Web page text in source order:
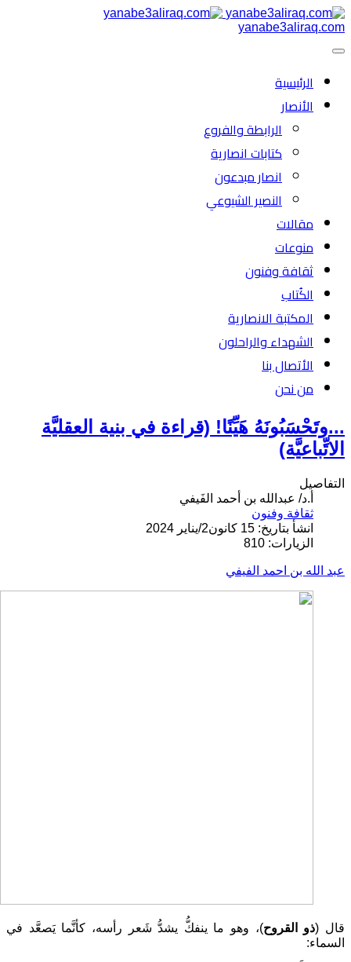
yanabe3aliraq.com
الرئیسية
الأنصار
الرابطة والفروع
كتابات انصارية
انصار مبدعون
النصیر الشیوعي
مقالات
منوعات
ثقافة وفنون
الكُتاب
المكتبة الانصارية
الشهداء والراحلون
الأتصال بنا
من نحن
...وتَحْسَبُونَهُ هَيِّنًا! (قراءة في بنية العقليَّة
الاتِّباعيَّة)
التفاصيل
أ.د/ عبدالله بن أحمد الفَيفي
ثقافة وفنون
انشأ بتاريخ: 15 كانون2/يناير 2024
الزيارات: 810
عبد الله بن احمد الفيفي
قال (ذو القروح)، وهو ما ينفكُّ يشدُّ شَعر رأسه، كأنَّما يَصعَّد في
السماء: